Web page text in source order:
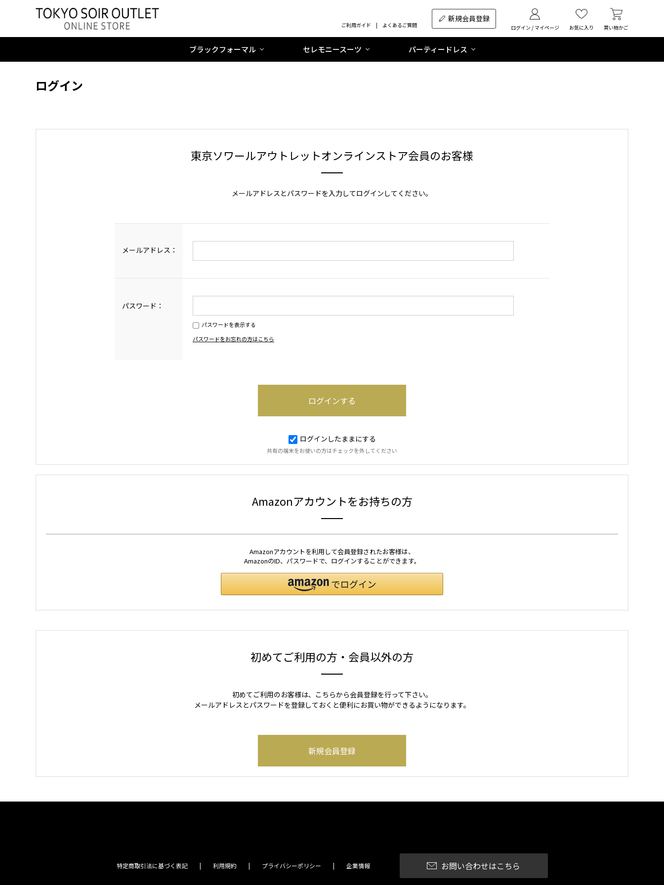
ご利用ガイド よくあるご質問
新規会員登録
ログイン / マイページ お気に入り 買い物かご
ブラックフォーマル セレモニースーツ パーティードレス
ログイン
東京ソワールアウトレットオンラインストア会員のお客様
メールアドレスとパスワードを入力してログインしてください。
メールアドレス：
パスワード：
パスワードを表示する
パスワードをお忘れの方はこちら
ログインしたままにする
共有の端末をお使いの方はチェックを外してください
Amazonアカウントをお持ちの方
Amazonアカウントを利用して会員登録されたお客様は、
AmazonのID、パスワードで、ログインすることができます。
初めてご利用の方・会員以外の方
初めてご利用のお客様は、こちらから会員登録を行って下さい。
メールアドレスとパスワードを登録しておくと便利にお買い物ができるようになります。
特定商取引法に基づく表記 利用規約 プライバシーポリシー 企業情報 お問い合わせはこちら